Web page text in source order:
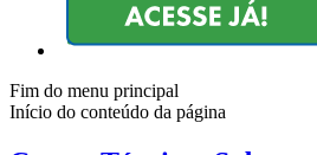
Fim do menu principal
Início do conteúdo da página